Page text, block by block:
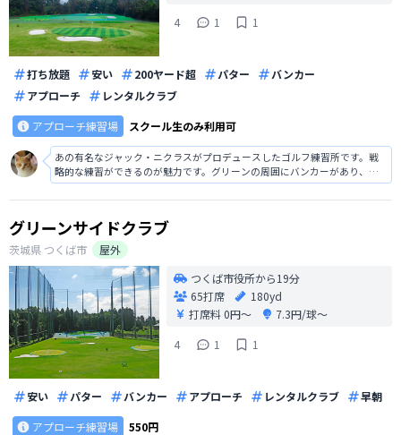
4
1 1
打ち放題 安い 200ヤード超 パター
バンカー
アプローチ
レンタルクラブ
アプローチ練習場
スクール生のみ利用可
あの有名なジャック・ニクラスがプロデュースしたゴルフ練習所です。戦
略的な練習ができるのが魅力です。グリーンの周囲にバンカーがあり、本
物のゴルフコースのようなレイアウトです。バンカーショットやパッティ
ングの練習も可能です。
グリーンサイドクラブ
茨城県 つくば市
屋外
つくば市役所から19分
65打席
180yd
打席料0円〜
7.3円/球〜
4
1 1
安い パター バンカー アプローチ レンタルクラブ
早朝
アプローチ練習場
550円